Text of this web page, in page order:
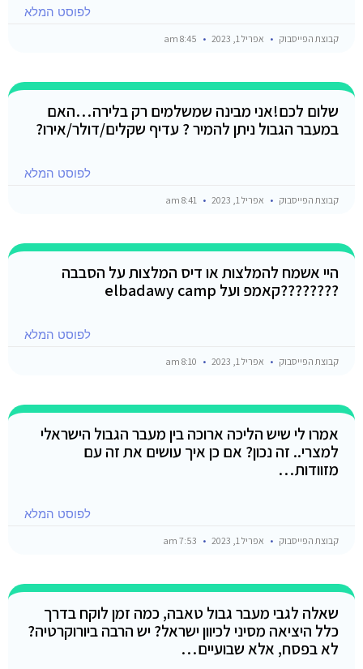
לפוסט המלא
קבוצת הפייסבוק אפריל 1, 2023
שלום לכם!אני מבינה שמשלמים רק בלירה…האם
במעבר הגבול ניתן להמיר ? עדיף שקלים/דולר/אירו?
לפוסט המלא
קבוצת הפייסבוק אפריל 1, 2023
היי אשמח להמלצות או דיס המלצות על הסבבה
????????קאמפ ועל elbadawy camp
לפוסט המלא
קבוצת הפייסבוק אפריל 1, 2023
אמרו לי שיש הליכה ארוכה בין מעבר הגבול הישראלי
למצרי.. זה נכון? אם כן איך עושים את זה עם
מזוודות…
לפוסט המלא
קבוצת הפייסבוק אפריל 1, 2023
שאלה לגבי מעבר גבול טאבה, כמה זמן לוקח בדרך
כלל היציאה מסיני לכיוון ישראל? יש הרבה ביורוקרטיה?
לא בפסח, אלא שבועיים…